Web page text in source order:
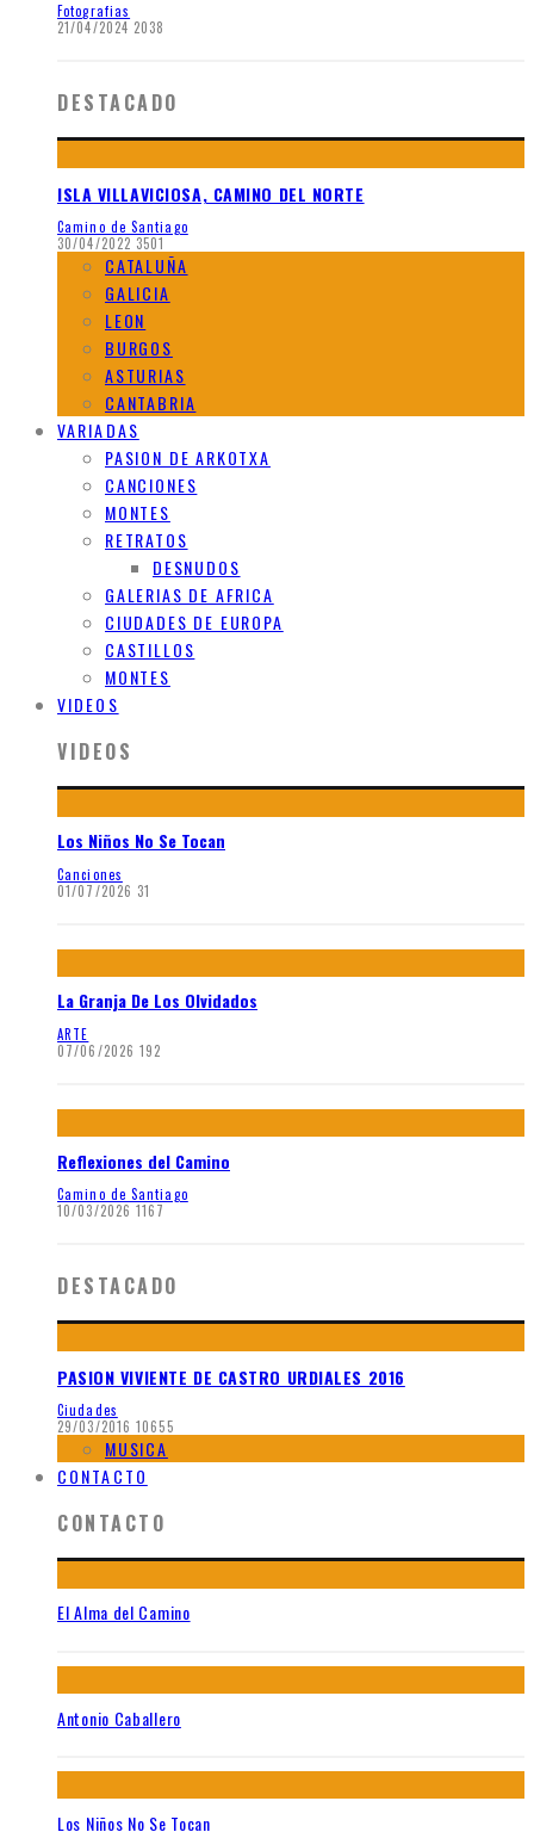
Fotografias
21/04/2024 2038
DESTACADO
ISLA VILLAVICIOSA, CAMINO DEL NORTE
Camino de Santiago
30/04/2022 3501
CATALUÑA
GALICIA
LEON
BURGOS
ASTURIAS
CANTABRIA
VARIADAS
PASION DE ARKOTXA
CANCIONES
MONTES
RETRATOS
DESNUDOS
GALERIAS DE AFRICA
CIUDADES DE EUROPA
CASTILLOS
MONTES
VIDEOS
VIDEOS
Los Niños No Se Tocan
Canciones
01/07/2026 31
La Granja De Los Olvidados
ARTE
07/06/2026 192
Reflexiones del Camino
Camino de Santiago
10/03/2026 1167
DESTACADO
PASION VIVIENTE DE CASTRO URDIALES 2016
Ciudades
29/03/2016 10655
MUSICA
CONTACTO
CONTACTO
El Alma del Camino
Antonio Caballero
Los Niños No Se Tocan